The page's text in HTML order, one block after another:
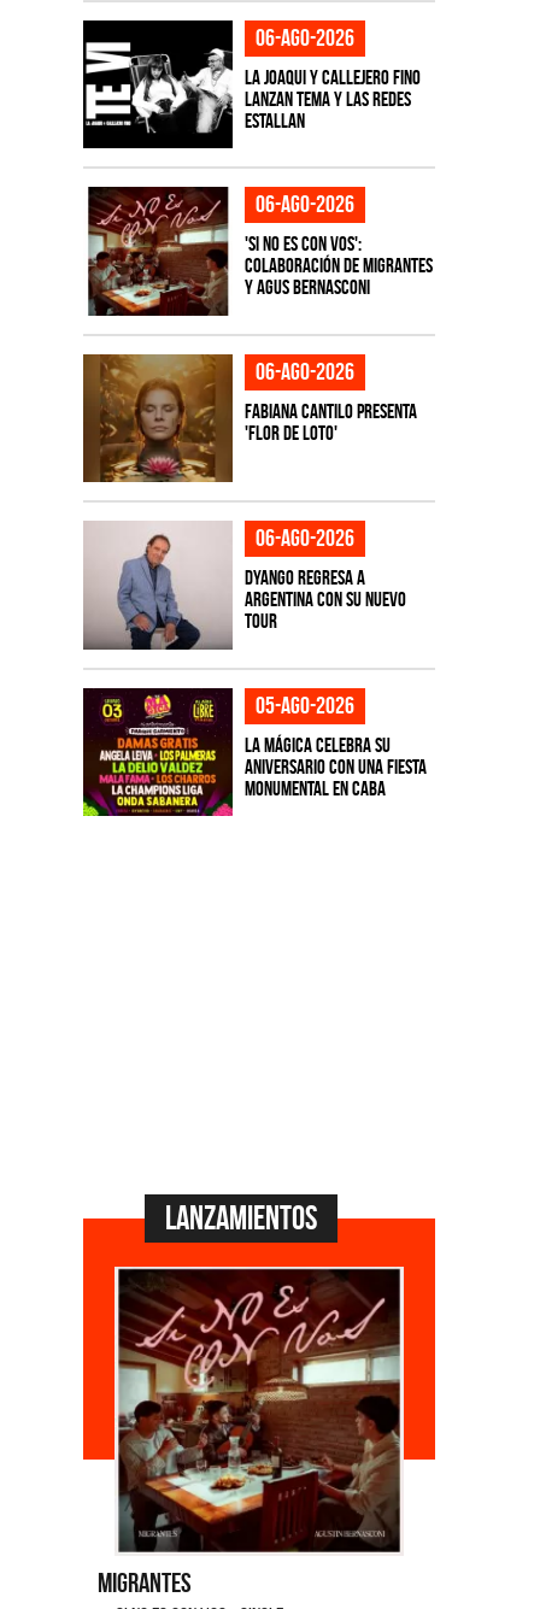
06-ago-2026
La Joaqui y Callejero Fino
lanzan tema y las redes
estallan
06-ago-2026
'Si No Es Con Vos':
colaboración de Migrantes
y Agus Bernasconi
06-ago-2026
Fabiana Cantilo presenta
'Flor de Loto'
06-ago-2026
Dyango regresa a
Argentina con su nuevo
tour
05-ago-2026
La Mágica celebra su
aniversario con una fiesta
monumental en CABA
Lanzamientos
Migrantes